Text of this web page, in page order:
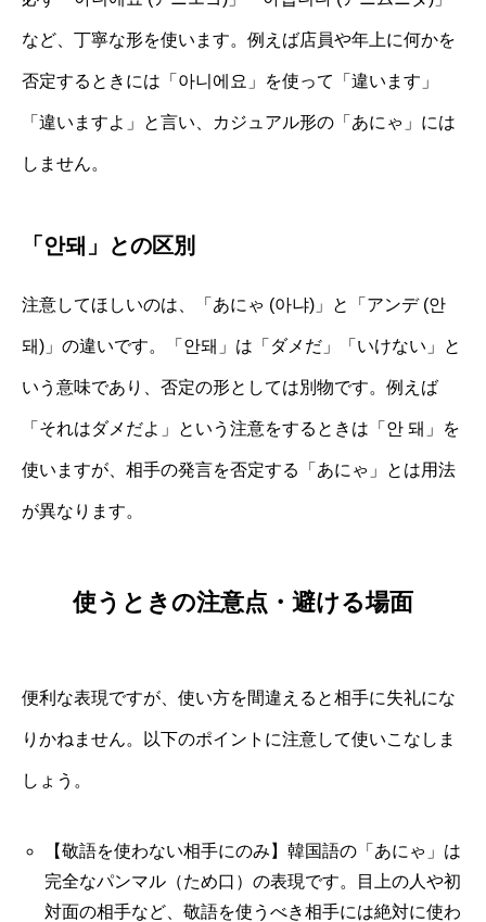
など、丁寧な形を使います。例えば店員や年上に何かを
否定するときには「아니에요」を使って「違います」
「違いますよ」と言い、カジュアル形の「あにゃ」には
しません。
「안돼」との区別
注意してほしいのは、「あにゃ (아냐)」と「アンデ (안
돼)」の違いです。「안돼」は「ダメだ」「いけない」と
いう意味であり、否定の形としては別物です。例えば
「それはダメだよ」という注意をするときは「안 돼」を
使いますが、相手の発言を否定する「あにゃ」とは用法
が異なります。
使うときの注意点・避ける場面
便利な表現ですが、使い方を間違えると相手に失礼にな
りかねません。以下のポイントに注意して使いこなしま
しょう。
【敬語を使わない相手にのみ】韓国語の「あにゃ」は
完全なパンマル（ため口）の表現です。目上の人や初
対面の相手など、敬語を使うべき相手には絶対に使わ